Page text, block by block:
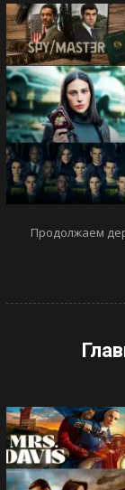
Продолжаем